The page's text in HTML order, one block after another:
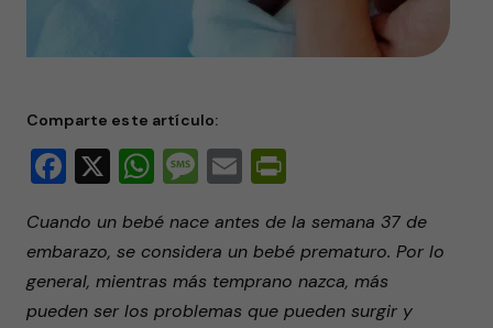
Comparte este artículo:
Facebook
X WhatsApp
Message
Email
Cuando un bebé nace antes de la semana 37 de
embarazo, se considera un bebé prematuro. Por lo
general, mientras más temprano nazca, más
pueden ser los problemas que pueden surgir y